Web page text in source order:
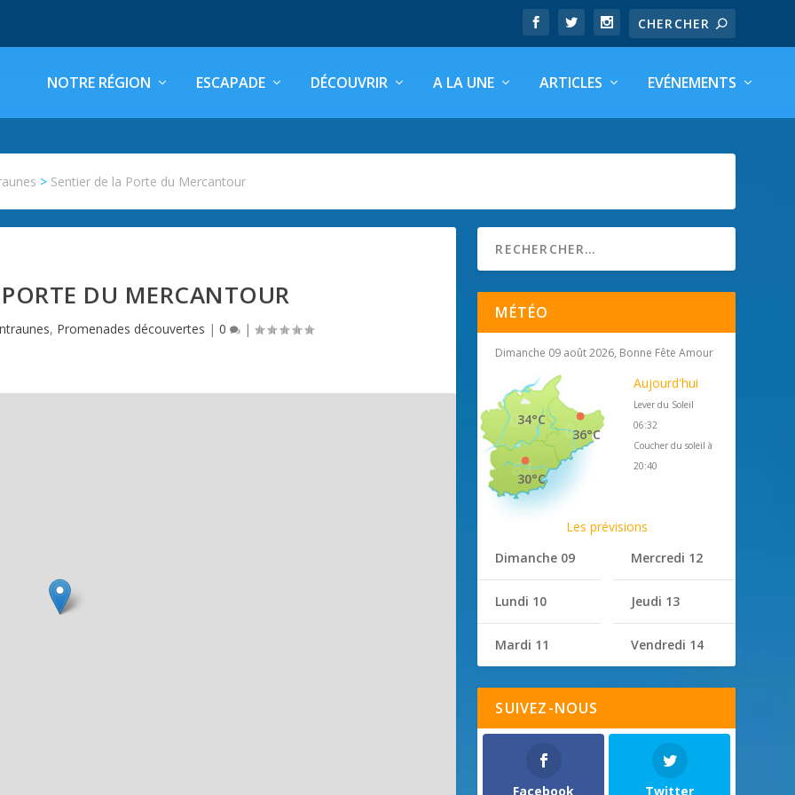
NOTRE RÉGION ESCAPADE DÉCOUVRIR A LA UNE ARTICLES EVÉNEMENTS
> Sentier de la Porte du Mercantour
DU MERCANTOUR
, Promenades découvertes | 0 |
MÉTÉO
Dimanche 09 août 2026, Bonne Fête Amour
36°C
34°C
30°C
Aujourd'hui
Lever du Soleil
06:32
Coucher du soleil à
20:40
Les prévisions
Dimanche 09
Lundi 10
Mardi 11
Mercredi 12
Jeudi 13
Vendredi 14
SUIVEZ-NOUS
Facebook Twitter